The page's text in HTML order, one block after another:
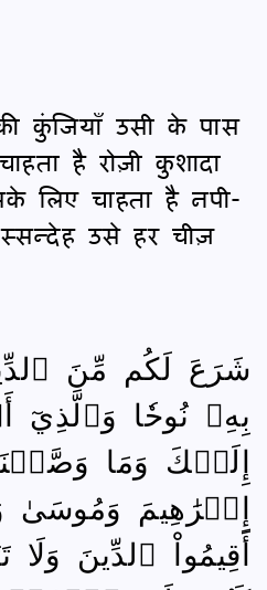
कुंजियाँ उसी के पास
है रोज़ी कुशादा
लिए चाहता है नपी-
उसे हर चीज़
بِهِۦ نُوحٗا
إِلَيۡكَ وَمَا
إِبۡرَٰهِيمَ
أَقِيمُواْ ٱلدِّينَ